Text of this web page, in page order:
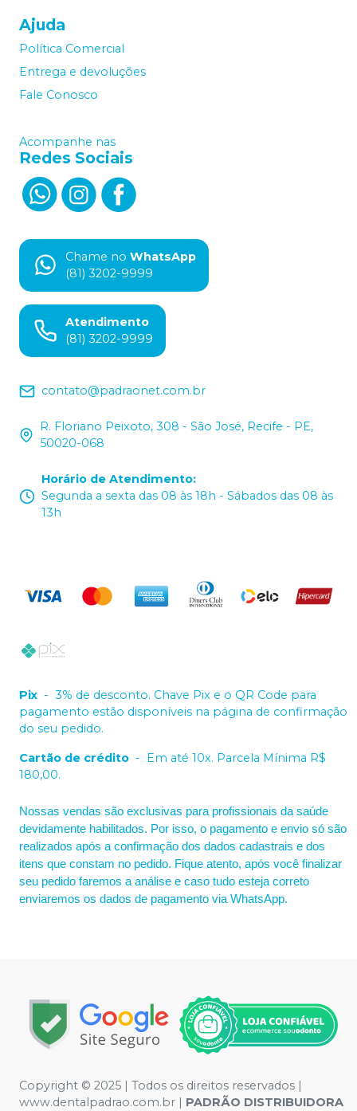
Ajuda
Política Comercial
Entrega e devoluções
Fale Conosco
Acompanhe nas
Redes Sociais
Chame no WhatsApp
(81) 3202-9999
Atendimento
(81) 3202-9999
contato@padraonet.com.br
R. Floriano Peixoto, 308 - São José, Recife - PE,
50020-068
Horário de Atendimento:
Segunda a sexta das 08 às 18h - Sábados das 08 às
13h
Pix - 3% de desconto. Chave Pix e o QR Code para
pagamento estão disponíveis na página de confirmação
do seu pedido.
Cartão de crédito - Em até 10x. Parcela Mínima R$
180,00.
Nossas vendas são exclusivas para profissionais da saúde
devidamente habilitados. Por isso, o pagamento e envio só são
realizados após a confirmação dos dados cadastrais e dos
itens que constam no pedido. Fique atento, após você finalizar
seu pedido faremos a análise e caso tudo esteja correto
enviaremos os dados de pagamento via WhatsApp.
Copyright © 2025 | Todos os direitos reservados |
www.dentalpadrao.com.br | PADRÃO DISTRIBUIDORA